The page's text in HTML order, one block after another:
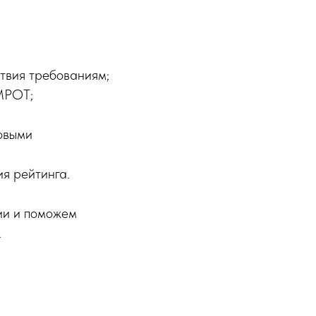
требованиям;
рейтинга.
и поможем